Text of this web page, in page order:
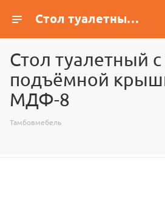
Стол туалетный с подъёмной крышкой МДФ-8
Стол туалетный с
подъёмной
МДФ-8
Тамбовмебель